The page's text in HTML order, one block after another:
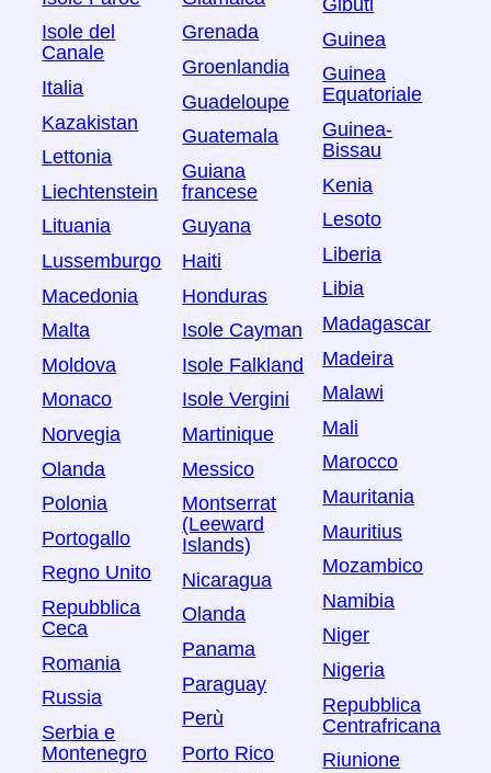
Isole del
Canale
Italia
Kazakistan
Lettonia
Liechtenstein
Lituania
Lussemburgo
Macedonia
Malta
Moldova
Monaco
Norvegia
Olanda
Polonia
Portogallo
Regno Unito
Repubblica
Ceca
Romania
Russia
Serbia e
Montenegro
Grenada
Groenlandia
Guadeloupe
Guatemala
Guiana
francese
Guyana
Haiti
Honduras
Isole Cayman
Isole Falkland
Isole Vergini
Martinique
Messico
Montserrat
(Leeward
Islands)
Nicaragua
Olanda
Panama
Paraguay
Perù
Porto Rico
Gibuti
Guinea
Guinea
Equatoriale
Guinea-
Bissau
Kenia
Lesoto
Liberia
Libia
Madagascar
Madeira
Malawi
Mali
Marocco
Mauritania
Mauritius
Mozambico
Namibia
Niger
Nigeria
Repubblica
Centrafricana
Riunione